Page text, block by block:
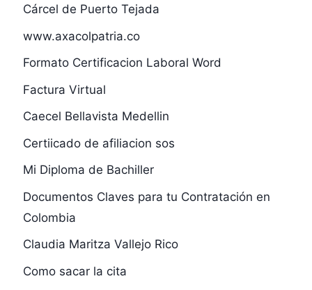
Cárcel de Puerto Tejada
www.axacolpatria.co
Formato Certificacion Laboral Word
Factura Virtual
Caecel Bellavista Medellin
Certiicado de afiliacion sos
Mi Diploma de Bachiller
Documentos Claves para tu Contratación en
Colombia
Claudia Maritza Vallejo Rico
Como sacar la cita